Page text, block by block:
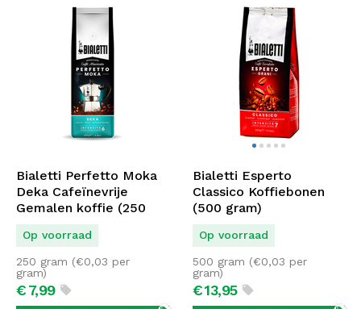
Bialetti Perfetto Moka
Deka Cafeïnevrije
Gemalen koffie (250
gram)
Op voorraad
€7,99
250 gram (€0,03 per
gram)
Bialetti Esperto
Classico Koffiebonen
(500 gram)
Op voorraad
€13,95
500 gram (€0,03 per
gram)